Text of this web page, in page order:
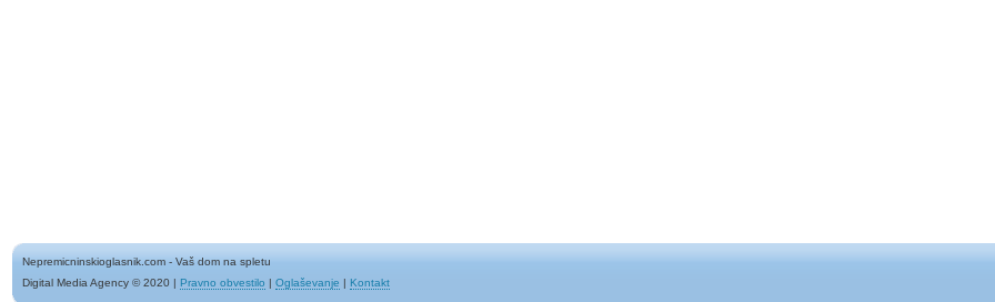
Nepremicninskioglasnik.com - Vaš dom na spletu
Digital Media Agency © 2020 | Pravno obvestilo | Oglaševanje | Kontakt